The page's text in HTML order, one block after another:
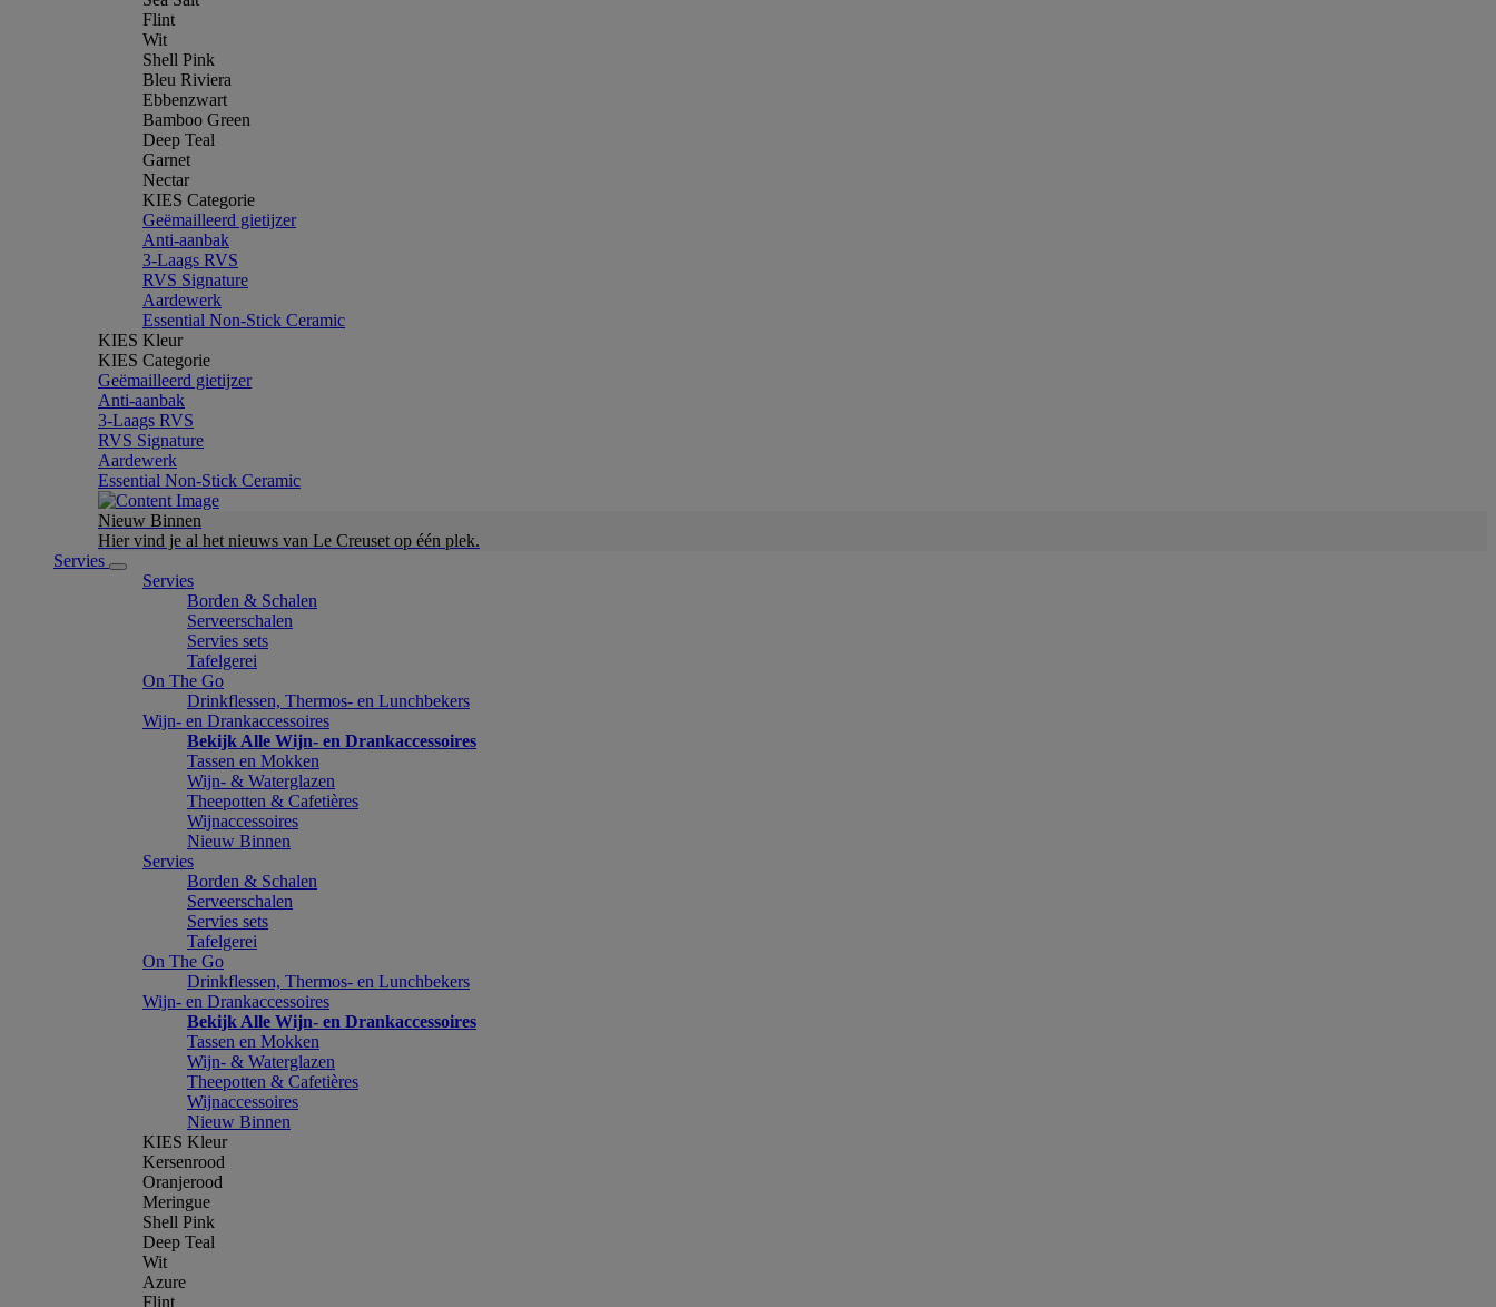
Flint
Wit
Shell Pink
Bleu Riviera
Ebbenzwart
Bamboo Green
Deep Teal
Garnet
Nectar
KIES Categorie
Geëmailleerd gietijzer
Anti-aanbak
3-Laags RVS
RVS Signature
Aardewerk
Essential Non-Stick Ceramic
KIES Kleur
KIES Categorie
Geëmailleerd gietijzer
Anti-aanbak
3-Laags RVS
RVS Signature
Aardewerk
Essential Non-Stick Ceramic
Nieuw Binnen
Hier vind je al het nieuws van Le Creuset op één plek.
Servies
Servies
Borden & Schalen
Serveerschalen
Servies sets
Tafelgerei
On The Go
Drinkflessen, Thermos- en Lunchbekers
Wijn- en Drankaccessoires
Bekijk Alle Wijn- en Drankaccessoires
Tassen en Mokken
Wijn- & Waterglazen
Theepotten & Cafetières
Wijnaccessoires
Nieuw Binnen
Servies
Borden & Schalen
Serveerschalen
Servies sets
Tafelgerei
On The Go
Drinkflessen, Thermos- en Lunchbekers
Wijn- en Drankaccessoires
Bekijk Alle Wijn- en Drankaccessoires
Tassen en Mokken
Wijn- & Waterglazen
Theepotten & Cafetières
Wijnaccessoires
Nieuw Binnen
KIES Kleur
Kersenrood
Oranjerood
Meringue
Shell Pink
Deep Teal
Wit
Azure
Flint